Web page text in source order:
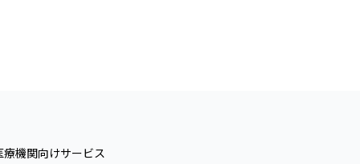
療機関向けサービス